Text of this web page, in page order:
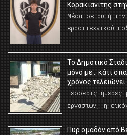
Κορακιανίτης
Μέσα σε αυτή
ερασιτεχνικού
Το Δημοτικό
μόνο με… κάτι
χρόνος
Τέσσερις ημέρες
εργασιών, η
Πυρ ομαδόν από